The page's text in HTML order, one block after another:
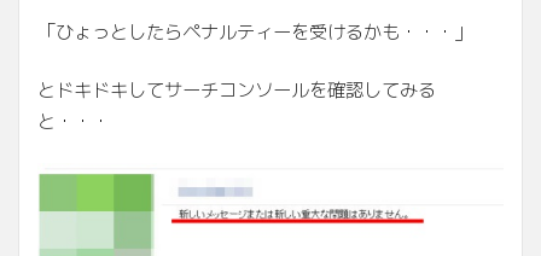
「ひょっとしたらペナルティーを受けるかも・・・」
とドキドキしてサーチコンソールを確認してみる
と・・・